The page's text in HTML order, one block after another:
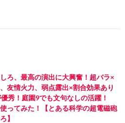
しろ、最高の演出に大興奮！超バラ×
友情火力、弱点露出×割合効果あり
秀！庭園9でも文句なしの活躍！
使ってみた！【とある科学の超電磁砲
】